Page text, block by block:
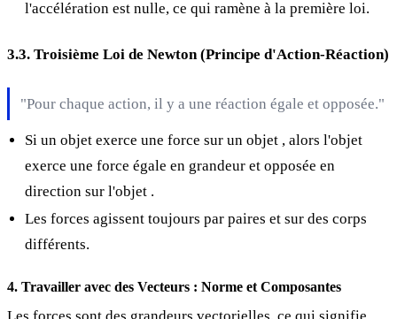
l'accélération est nulle, ce qui ramène à la première loi.
3.3. Troisième Loi de Newton (Principe d'Action-Réaction)
"Pour chaque action, il y a une réaction égale et opposée."
Si un objet exerce une force sur un objet , alors l'objet
exerce une force égale en grandeur et opposée en
direction sur l'objet .
Les forces agissent toujours par paires et sur des corps
différents.
4. Travailler avec des Vecteurs : Norme et Composantes
Les forces sont des grandeurs vectorielles, ce qui signifie